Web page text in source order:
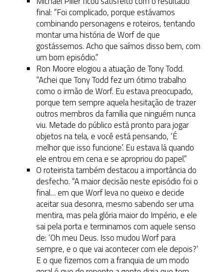
final: “Foi complicado, porque estávamos
combinando personagens e roteiros, tentando
montar uma história de Worf de que
gostássemos. Acho que saímos disso bem, com
um bom episódio.”
Ron Moore elogiou a atuação de Tony Todd.
“Achei que Tony Todd fez um ótimo trabalho
como o irmão de Worf. Eu estava preocupado,
porque tem sempre aquela hesitação de trazer
outros membros da família que ninguém nunca
viu. Metade do público está pronto para jogar
objetos na tela, e você está pensando, ‘É
melhor que isso funcione’. Eu estava lá quando
ele entrou em cena e se apropriou do papel.”
O roteirista também destacou a importância do
desfecho. “A maior decisão neste episódio foi o
final… em que Worf leva no queixo e decide
aceitar sua desonra, mesmo sabendo ser uma
mentira, mas pela glória maior do Império, e ele
sai pela porta e terminamos com aquele senso
de: ‘Oh meu Deus. Isso mudou Worf para
sempre, e o que vai acontecer com ele depois?’
E o que fizemos com a franquia de um modo